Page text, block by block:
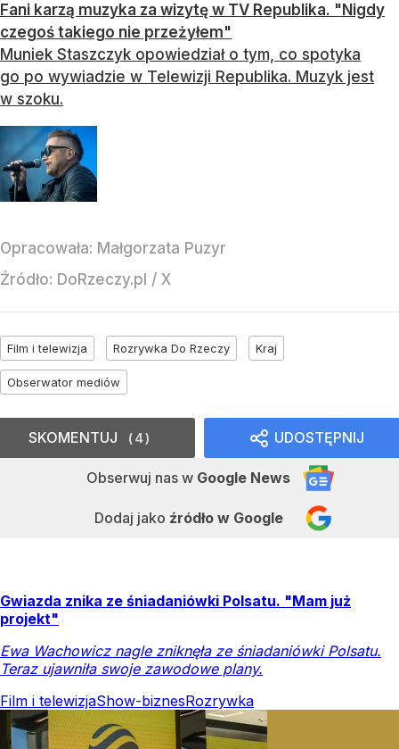
Fani karzą muzyka za wizytę w TV Republika. "Nigdy
czegoś takiego nie przeżyłem"
Muniek Staszczyk opowiedział o tym, co spotyka
go po wywiadzie w Telewizji Republika. Muzyk jest
w szoku.
Opracowała: Małgorzata Puzyr
Źródło: DoRzeczy.pl / X
Film i telewizja Rozrywka Do Rzeczy Kraj
Obserwator mediów
UDOSTĘPNIJ
Obserwuj nas w Google News
Dodaj jako źródło w Google
SKOMENTUJ 4
Gwiazda znika ze śniadaniówki Polsatu. "Mam już
projekt"
Ewa Wachowicz nagle zniknęła ze śniadaniówki Polsatu.
Teraz ujawniła swoje zawodowe plany.
Film i telewizjaShow-biznesRozrywka